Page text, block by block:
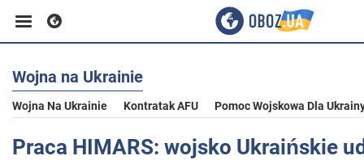
Biznes
Sport
Wojna na Ukrainie
Wojna Na Ukrainie Kontratak AFU Pomoc Wojskowa Dla
Praca HIMARS: wojsko Ukraińskie